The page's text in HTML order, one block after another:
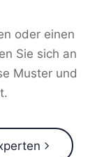
oder einen
Sie sich an
Muster und